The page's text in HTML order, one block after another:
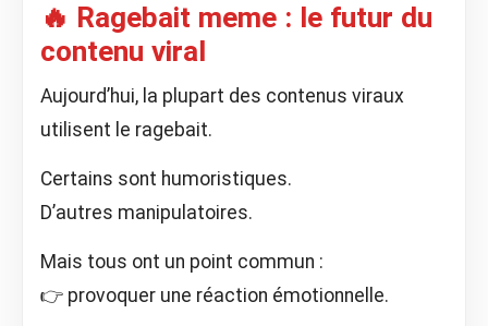
🔥 Ragebait meme : le futur du
contenu viral
Aujourd’hui, la plupart des contenus viraux
utilisent le ragebait.
Certains sont humoristiques.
D’autres manipulatoires.
Mais tous ont un point commun :
👉 provoquer une réaction émotionnelle.